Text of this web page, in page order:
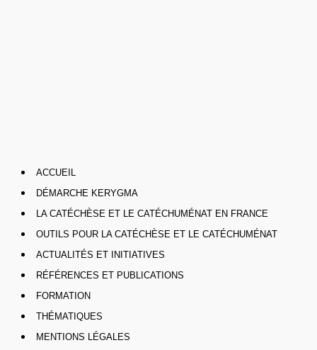
ACCUEIL
DÉMARCHE KERYGMA
LA CATÉCHÈSE ET LE CATÉCHUMÉNAT EN FRANCE
OUTILS POUR LA CATÉCHÈSE ET LE CATÉCHUMÉNAT
ACTUALITÉS ET INITIATIVES
RÉFÉRENCES ET PUBLICATIONS
FORMATION
THÉMATIQUES
MENTIONS LÉGALES